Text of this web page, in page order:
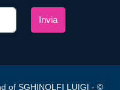
Invia
of SGHINOLFI LUIGI - ©